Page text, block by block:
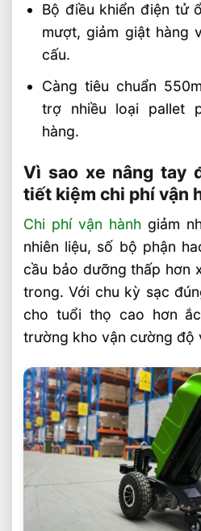
Bộ điều khiển điện tử
mượt, giảm giật hàng
cấu.
Càng tiêu chuẩn
trợ nhiều loại pallet
hàng.
Vì sao xe nâng tay
tiết kiệm chi phí vận
Chi phí vận hành giảm
nhiên liệu, số bộ phận
cầu bảo dưỡng thấp hơn
trong. Với chu kỳ sạc
cho tuổi thọ cao hơn
trường kho vận cường độ